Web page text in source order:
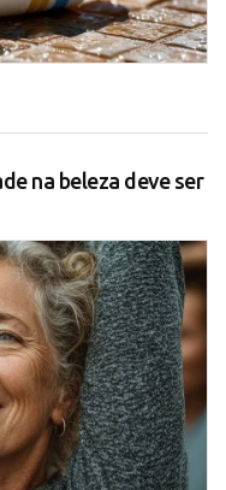
na beleza deve ser